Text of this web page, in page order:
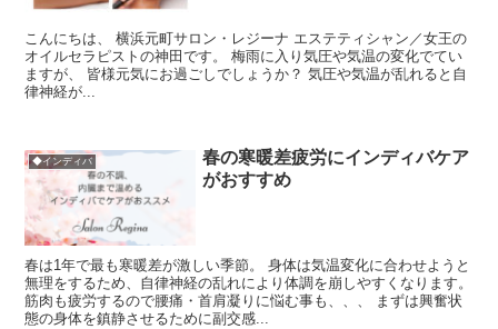
こんにちは、 横浜元町サロン・レジーナ エステティシャン／女王の
オイルセラピストの神田です。 梅雨に入り気圧や気温の変化でてい
ますが、 皆様元気にお過ごしでしょうか？ 気圧や気温が乱れると自
律神経が...
◆インディバ
春の寒暖差疲労にインディバケア
がおすすめ
春は1年で最も寒暖差が激しい季節。 身体は気温変化に合わせようと
無理をするため、自律神経の乱れにより体調を崩しやすくなります。
筋肉も疲労するので腰痛・首肩凝りに悩む事も、、、 まずは興奮状
態の身体を鎮静させるために副交感...